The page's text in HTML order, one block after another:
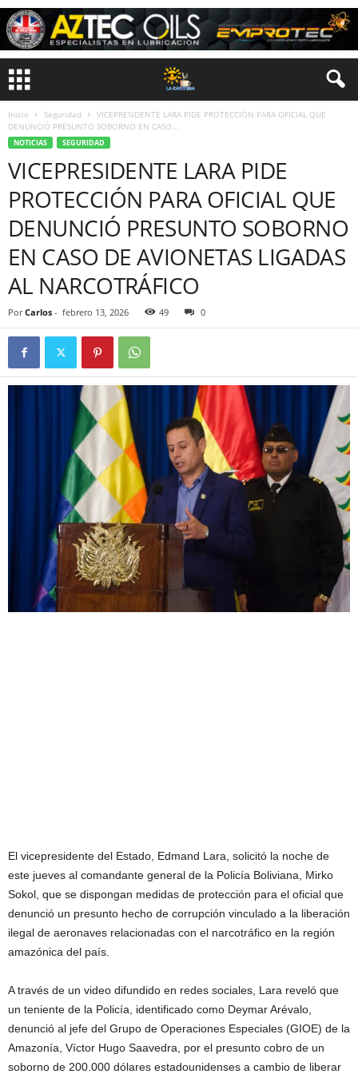
Inicio Seguridad
VICEPRESIDENTE LARA PIDE PROTECCIÓN PARA OFICIAL QUE
DENUNCIÓ PRESUNTO SOBORNO EN CASO...
NOTICIAS SEGURIDAD
VICEPRESIDENTE LARA PIDE
PROTECCIÓN PARA OFICIAL QUE
DENUNCIÓ PRESUNTO SOBORNO
EN CASO DE AVIONETAS LIGADAS
AL NARCOTRÁFICO
Por Carlos - febrero 13, 2026 49 0
El vicepresidente del Estado, Edmand Lara, solicitó la noche de
este jueves al comandante general de la Policía Boliviana, Mirko
Sokol, que se dispongan medidas de protección para el oficial que
denunció un presunto hecho de corrupción vinculado a la liberación
ilegal de aeronaves relacionadas con el narcotráfico en la región
amazónica del país.
A través de un video difundido en redes sociales, Lara reveló que
un teniente de la Policía, identificado como Deymar Arévalo,
denunció al jefe del Grupo de Operaciones Especiales (GIOE) de la
Amazonía, Víctor Hugo Saavedra, por el presunto cobro de un
soborno de 200.000 dólares estadounidenses a cambio de liberar